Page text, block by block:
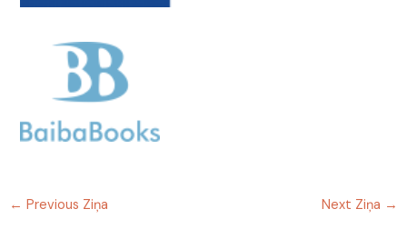
← Previous Ziņa Next Ziņa →